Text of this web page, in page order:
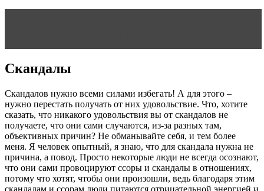
Скандалы
Скандалов нужно всеми силами избегать! А для этого –
нужно перестать получать от них удовольствие. Что, хотите
сказать, что никакого удовольствия вы от скандалов не
получаете, что они сами случаются, из-за разных там,
объективных причин? Не обманывайте себя, и тем более
меня. Я человек опытный, я знаю, что для скандала нужна не
причина, а повод. Просто некоторые люди не всегда осознают,
что они сами провоцируют ссоры и скандалы в отношениях,
потому что хотят, чтобы они произошли, ведь благодаря этим
скандалам и ссорам люди питаются отрицательной энергией и